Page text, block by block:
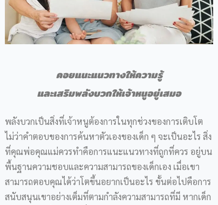
คอยแนะแนวทางให้ความรู้
และเสริมพลังบวกให้เจ้าหนูอยู่เสมอ
พลังบวกเป็นสิ่งที่เจ้าหนูต้องการในทุกช่วงของการเติบโต
ไม่ว่าคำตอบของการค้นหาตัวเองของเด็ก ๆ จะเป็นอะไร สิ่ง
ที่คุณพ่อคุณแม่ควรทำคือการแนะแนวทางที่ถูกที่ควร อยู่บน
พื้นฐานความชอบและความสามารถของเด็กเอง เมื่อเขา
สามารถตอบคุณได้ว่าโตขึ้นอยากเป็นอะไร ขั้นต่อไปคือการ
สนับสนุนเขาอย่างเต็มที่ตามกำลังความสามารถที่มี หากเด็ก